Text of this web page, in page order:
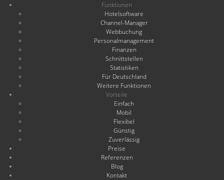
Funktionen
Hotelsoftware
Channel-Manager
Webbuchung
Personalmanagement
Finanzen
Schnittstellen
Statistiken
Für Deutschland
Weitere Funktionen
Vorteile
Einfach
Mobil
Flexibel
Günstig
Zuverlässig
Preise
Referenzen
Blog
Kontakt